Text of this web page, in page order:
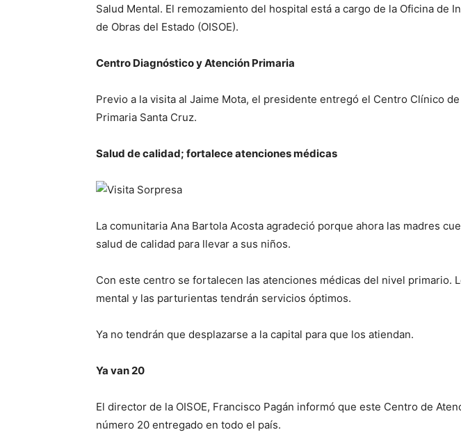
Salud Mental. El remozamiento del hospital está a cargo de la Oficina de
de Obras del Estado (OISOE).
Centro Diagnóstico y Atención Primaria
Previo a la visita al Jaime Mota, el presidente entregó el Centro Clínico
Primaria Santa Cruz.
Salud de calidad; fortalece atenciones médicas
La comunitaria Ana Bartola Acosta agradeció porque ahora las madres
salud de calidad para llevar a sus niños.
Con este centro se fortalecen las atenciones médicas del nivel primario.
mental y las parturientas tendrán servicios óptimos.
Ya no tendrán que desplazarse a la capital para que los atiendan.
Ya van 20
El director de la OISOE, Francisco Pagán informó que este Centro de
número 20 entregado en todo el país.